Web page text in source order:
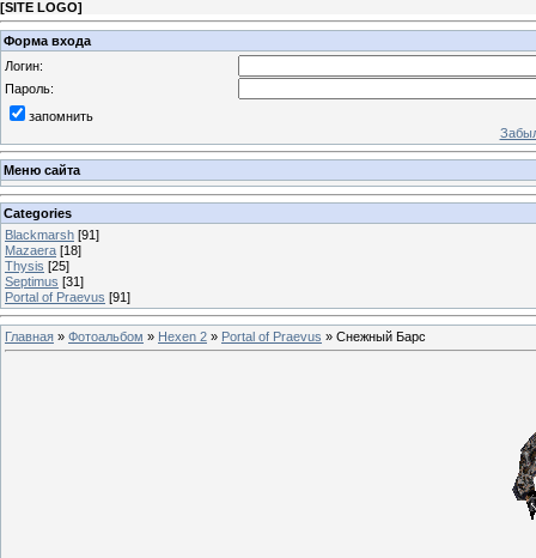
[SITE LOGO]
Форма входа
Логин:
Пароль:
запомнить
Меню сайта
Categories
Blackmarsh [91]
Mazaera [18]
Thysis [25]
Septimus [31]
Portal of Praevus [91]
Главная » Фотоальбом » Hexen 2 » Portal of Praevus » Снежный Барс